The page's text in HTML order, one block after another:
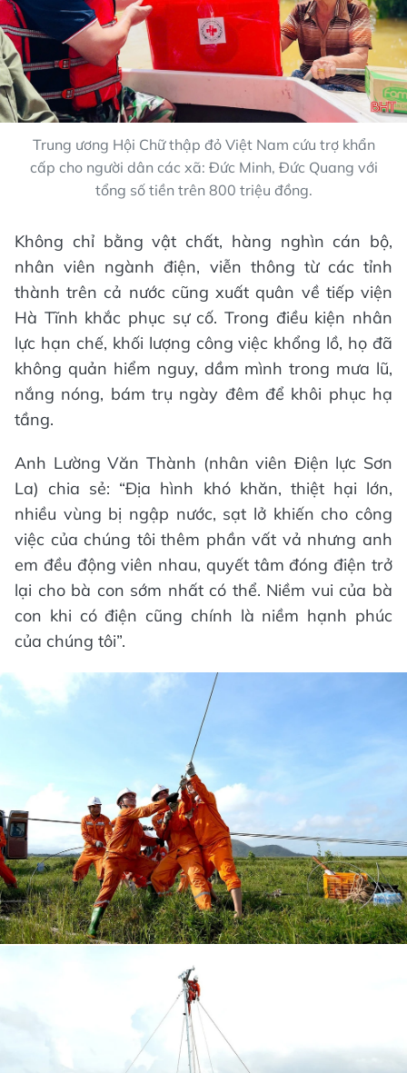
Trung ương Hội Chữ thập đỏ Việt Nam cứu trợ khẩn
cấp cho người dân các xã: Đức Minh, Đức Quang với
tổng số tiền trên 800 triệu đồng.
Không chỉ bằng vật chất, hàng nghìn cán bộ,
nhân viên ngành điện, viễn thông từ các tỉnh
thành trên cả nước cũng xuất quân về tiếp viện
Hà Tĩnh khắc phục sự cố. Trong điều kiện nhân
lực hạn chế, khối lượng công việc khổng lồ, họ đã
không quản hiểm nguy, dầm mình trong mưa lũ,
nắng nóng, bám trụ ngày đêm để khôi phục hạ
tầng.
Anh Lường Văn Thành (nhân viên Điện lực Sơn
La) chia sẻ: “Địa hình khó khăn, thiệt hại lớn,
nhiều vùng bị ngập nước, sạt lở khiến cho công
việc của chúng tôi thêm phần vất vả nhưng anh
em đều động viên nhau, quyết tâm đóng điện trở
lại cho bà con sớm nhất có thể. Niềm vui của bà
con khi có điện cũng chính là niềm hạnh phúc
của chúng tôi”.